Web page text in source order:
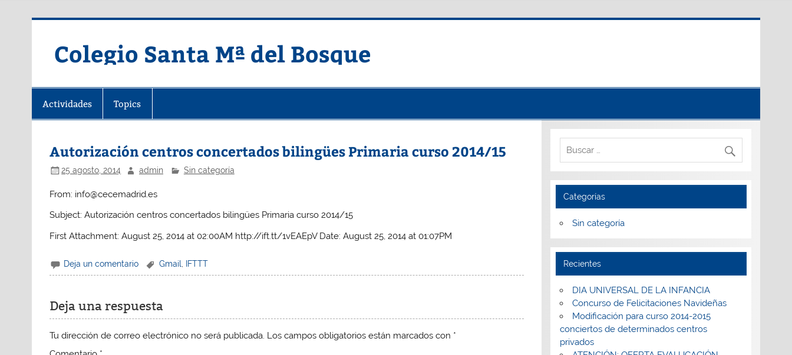
Colegio Santa Mª del Bosque
Actividades Topics
Autorización centros concertados bilingües Primaria curso 2014/15
25 agosto, 2014 admin Sin categoría
From: info@cecemadrid.es
Subject: Autorización centros concertados bilingües Primaria curso 2014/15
First Attachment: August 25, 2014 at 02:00AM http://ift.tt/1vEAEpV Date: August 25, 2014 at 01:07PM
Deja un comentario Gmail IFTTT
Deja una respuesta
Tu dirección de correo electrónico no será publicada. Los campos obligatorios están marcados con *
Categorías
Sin categoría
Recientes
DIA UNIVERSAL DE LA INFANCIA
Concurso de Felicitaciones Navideñas
Modificación para curso 2014-2015
conciertos de determinados centros
privados